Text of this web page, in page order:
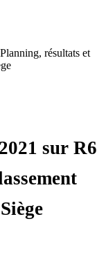
résultats et
sur R6